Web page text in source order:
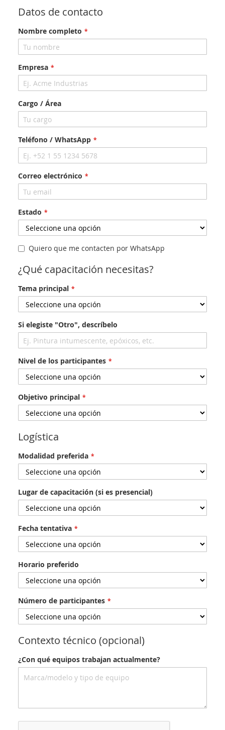
Datos de contacto
Nombre completo
Empresa
Cargo / Área
Teléfono / WhatsApp
Correo electrónico
Estado
Quiero que me contacten por WhatsApp
¿Qué capacitación necesitas?
Tema principal
Si elegiste "Otro", descríbelo
Nivel de los participantes
Objetivo principal
Logística
Modalidad preferida
Lugar de capacitación (si es presencial)
Fecha tentativa
Horario preferido
Número de participantes
Contexto técnico (opcional)
¿Con qué equipos trabajan actualmente?